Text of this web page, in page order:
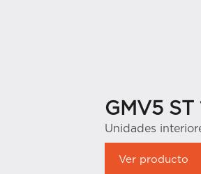
GMV5 ST
Unidades
Ver producto